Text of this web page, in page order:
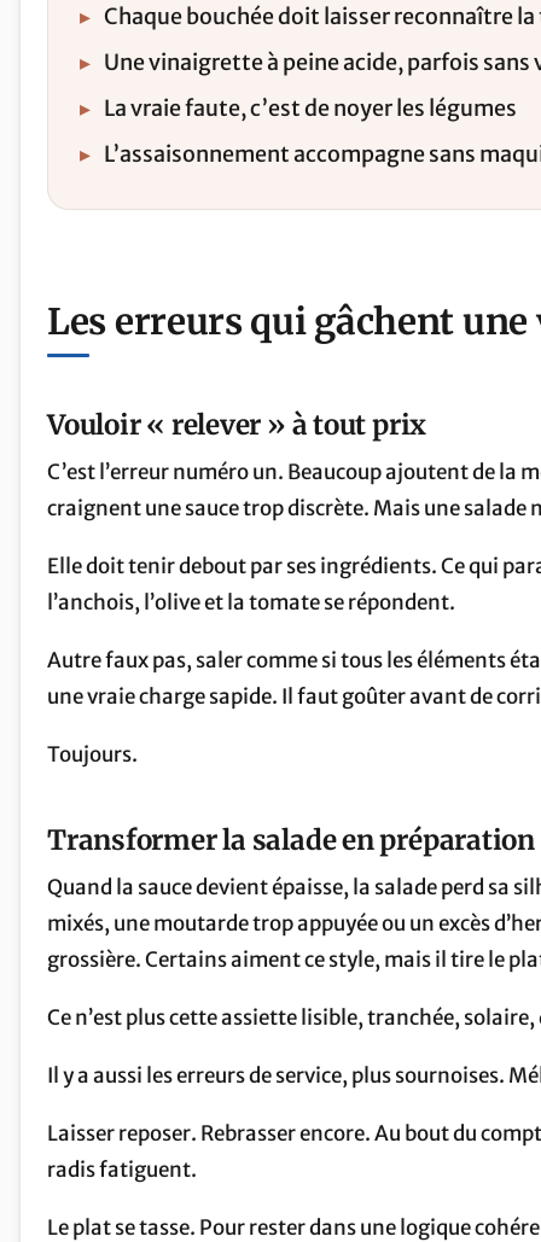
▸ Chaque bouchée doit laisser reconnaître
▸ Une vinaigrette à peine acide, parfois sans
▸ La vraie faute, c’est de noyer les légumes
▸ L’assaisonnement accompagne sans
Les erreurs qui gâchent
Vouloir « relever » à tout prix
C’est l’erreur numéro un. Beaucoup ajoutent de la
craignent une sauce trop discrète. Mais une salade
Elle doit tenir debout par ses ingrédients. Ce qui
l’anchois, l’olive et la tomate se répondent.
Autre faux pas, saler comme si tous les éléments
une vraie charge sapide. Il faut goûter avant de
Toujours.
Transformer la salade en préparation
Quand la sauce devient épaisse, la salade perd sa
mixés, une moutarde trop appuyée ou un excès
grossière. Certains aiment ce style, mais il tire le
Ce n’est plus cette assiette lisible, tranchée,
Il y a aussi les erreurs de service, plus sournoises.
Laisser reposer. Rebrasser encore. Au bout du
radis fatiguent.
Le plat se tasse. Pour rester dans une logique